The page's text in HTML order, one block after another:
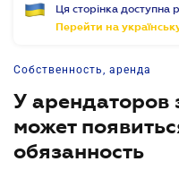
Ця сторінка доступна
Перейти на
Собственность, аренда
У арендаторов
может
обязанность